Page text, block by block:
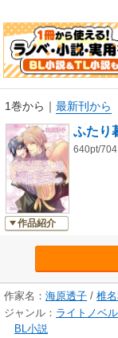
1巻から ｜ 最新刊から
作品紹介
ふたり
640pt/
作家名： 海原透子 / 椎
ジャンル： ライトノベル
BL小説